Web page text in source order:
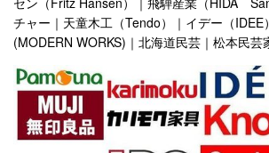
チャー｜天童木工（Tendo）｜イデー（IDEE
(MODERN WORKS)｜北海道民芸｜松本民芸